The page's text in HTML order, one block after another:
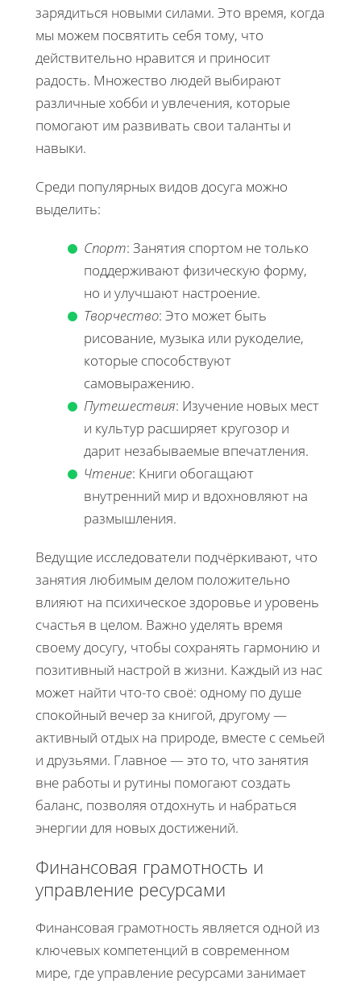
зарядиться новыми силами. Это время, когда
мы можем посвятить себя тому, что
действительно нравится и приносит
радость. Множество людей выбирают
различные хобби и увлечения, которые
помогают им развивать свои таланты и
навыки.
Среди популярных видов досуга можно
выделить:
Спорт: Занятия спортом не только
поддерживают физическую форму,
но и улучшают настроение.
Творчество: Это может быть
рисование, музыка или рукоделие,
которые способствуют
самовыражению.
Путешествия: Изучение новых мест
и культур расширяет кругозор и
дарит незабываемые впечатления.
Чтение: Книги обогащают
внутренний мир и вдохновляют на
размышления.
Ведущие исследователи подчёркивают, что
занятия любимым делом положительно
влияют на психическое здоровье и уровень
счастья в целом. Важно уделять время
своему досугу, чтобы сохранять гармонию и
позитивный настрой в жизни. Каждый из нас
может найти что-то своё: одному по душе
спокойный вечер за книгой, другому —
активный отдых на природе, вместе с семьей
и друзьями. Главное — это то, что занятия
вне работы и рутины помогают создать
баланс, позволяя отдохнуть и набраться
энергии для новых достижений.
Финансовая грамотность и
управление ресурсами
Финансовая грамотность является одной из
ключевых компетенций в современном
мире, где управление ресурсами занимает